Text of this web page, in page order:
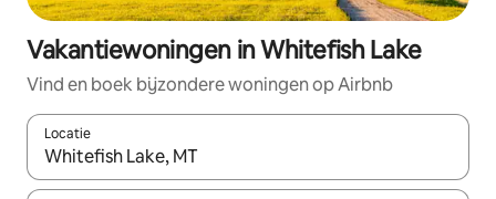
Vakantiewoningen in Whitefish Lake
Vind en boek bijzondere woningen op Airbnb
Locatie
Wanneer er resultaten beschikbaar zijn, maak je een keuze